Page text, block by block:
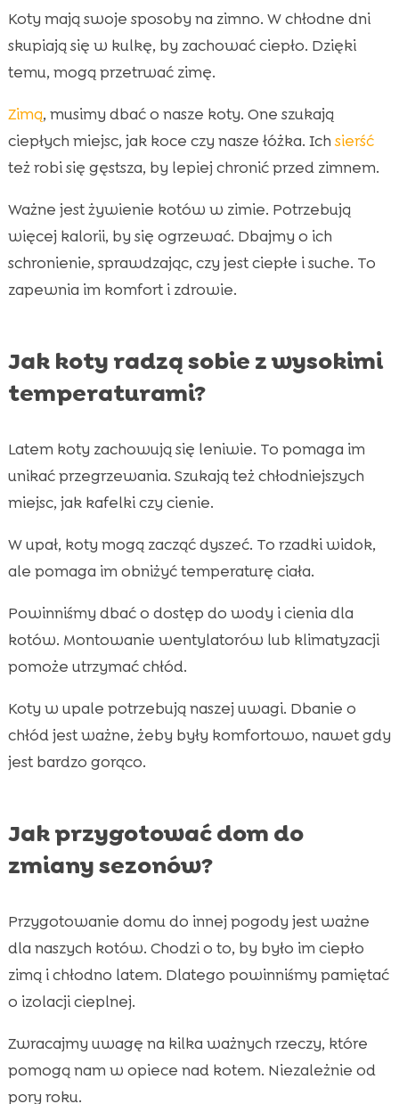
Koty mają swoje sposoby na zimno. W chłodne dni
skupiają się w kulkę, by zachować ciepło. Dzięki
temu, mogą przetrwać zimę.
Zimą, musimy dbać o nasze koty. One szukają
ciepłych miejsc, jak koce czy nasze łóżka. Ich sierść
też robi się gęstsza, by lepiej chronić przed zimnem.
Ważne jest żywienie kotów w zimie. Potrzebują
więcej kalorii, by się ogrzewać. Dbajmy o ich
schronienie, sprawdzając, czy jest ciepłe i suche. To
zapewnia im komfort i zdrowie.
Jak koty radzą sobie z wysokimi
temperaturami?
Latem koty zachowują się leniwie. To pomaga im
unikać przegrzewania. Szukają też chłodniejszych
miejsc, jak kafelki czy cienie.
W upał, koty mogą zacząć dyszeć. To rzadki widok,
ale pomaga im obniżyć temperaturę ciała.
Powinniśmy dbać o dostęp do wody i cienia dla
kotów. Montowanie wentylatorów lub klimatyzacji
pomoże utrzymać chłód.
Koty w upale potrzebują naszej uwagi. Dbanie o
chłód jest ważne, żeby były komfortowo, nawet gdy
jest bardzo gorąco.
Jak przygotować dom do
zmiany sezonów?
Przygotowanie domu do innej pogody jest ważne
dla naszych kotów. Chodzi o to, by było im ciepło
zimą i chłodno latem. Dlatego powinniśmy pamiętać
o izolacji cieplnej.
Zwracajmy uwagę na kilka ważnych rzeczy, które
pomogą nam w opiece nad kotem. Niezależnie od
pory roku.